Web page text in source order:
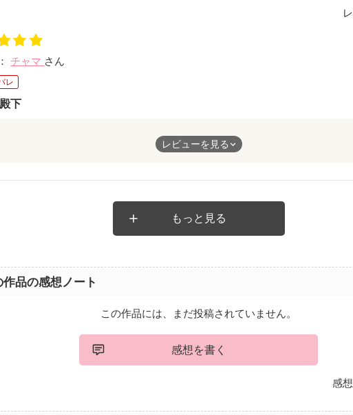
チャマ さん
レ
下
、ノエルに恋しすぎて拗らせてるカイル殿下、恋に奥手すぎてそれはそれ
イル殿下が好きだったんだろうけど、カイル殿下はノエルしか見えていない
話したことで一歩前に進んでよかった。でも、この２人の恋、まだまだ先は
レビューを見る
もっと見る
作品の感想ノート
この作品には、まだ投稿されていません。
感想を書く
感